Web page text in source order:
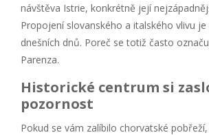
návštěva Istrie, konkrétně její
Propojení slovanského a italského vlivu
dnešních dnů. Poreč se totiž často
Parenza.
Historické centrum si
pozornost
Pokud se vám zalíbilo chorvatské